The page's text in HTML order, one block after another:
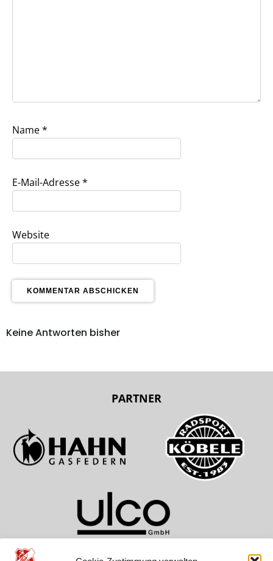
Name*
E-Mail-Adresse*
Website
Keine Antworten bisher
PARTNER